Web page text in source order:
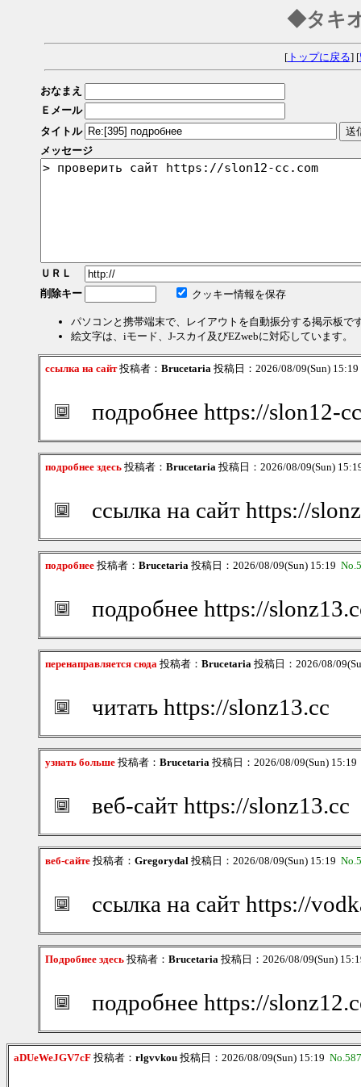
◆タキ
[トップに戻る] [
おなまえ
Ｅメール
タイトル
メッセージ
ＵＲＬ
削除キー
クッキー情報を保存
パソコンと携帯端末で、レイアウトを自動振分する掲示板で
絵文字は、iモード、J-スカイ及びEZwebに対応しています。
ссылка на сайт投稿者： Brucetaria 投稿日：2026/08/09(Sun)
подробнее https://slon12-
подробнее здесь 投稿者： Brucetaria 投稿日：2026/08/09(Sun)
ссылка на сайт https://
подробнее 投稿者： Brucetaria 投稿日：2026/08/09(Sun) 15:19
подробнее https://
перенаправляется сюда 投稿者： Brucetaria 投稿日：2026/08/
читать https://slonz13.cc
узнать больше 投稿者： Brucetaria 投稿日：2026/08/09(Sun) 15:19
веб-сайт https://slonz13.cc
веб-сайте 投稿者： Gregorydal 投稿日：2026/08/09(Sun) 15:19
ссылка на сайт https://
Подробнее здесь 投稿者： Brucetaria 投稿日：2026/08/09(Sun)
подробнее https://
aDUeWeJGV7cF 投稿者： rlgvvkou 投稿日：2026/08/09(Sun) 15:19 No.587